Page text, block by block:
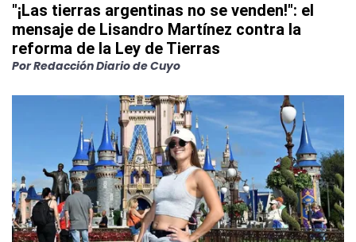
"¡Las tierras argentinas no se venden!": el
mensaje de Lisandro Martínez contra la
reforma de la Ley de Tierras
PorRedacción Diario de Cuyo